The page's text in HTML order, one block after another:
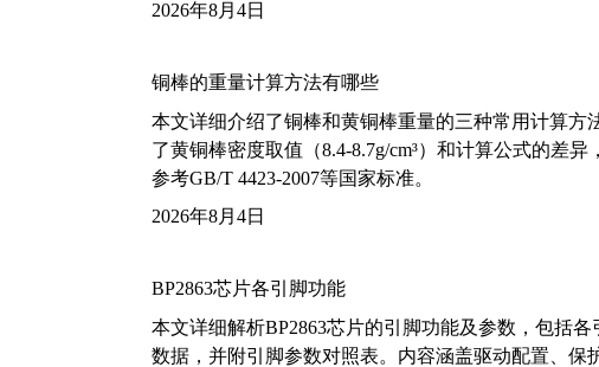
2026年8月4日
铜棒的重量计算方法有哪些
本文详细介绍了铜棒和黄铜棒重量的三种常用计算
了黄铜棒密度取值（8.4-8.7g/cm³）和计算公式的差
参考GB/T 4423-2007等国家标准。
2026年8月4日
BP2863芯片各引脚功能
本文详细解析BP2863芯片的引脚功能及参数，包括
数据，并附引脚参数对照表。内容涵盖驱动配置、